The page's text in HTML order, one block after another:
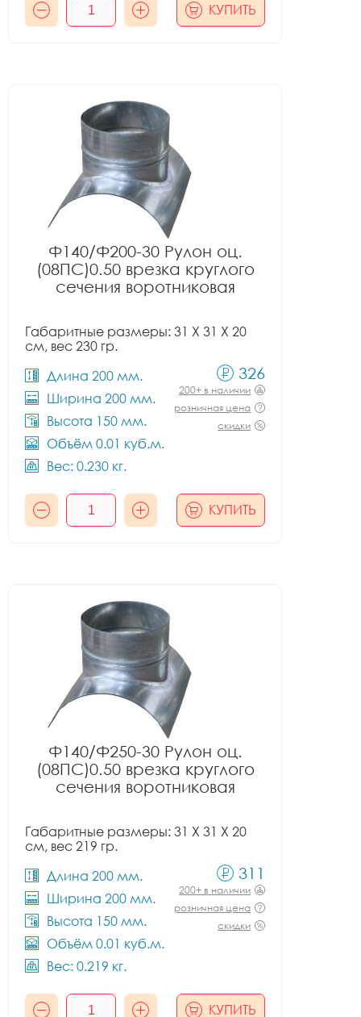
КУПИТЬ
Ф140/Ф200-30 Рулон оц.
(08ПС)0.50 врезка круглого
сечения воротниковая
Габаритные размеры: 31 X 31 X 20
см, вес 230 гр.
Длина 200 мм.
Ширина 200 мм.
Высота 150 мм.
Объём 0.01 куб.м.
Вес: 0.230 кг.
326
200+ в наличии
розничная цена
скидки
КУПИТЬ
Ф140/Ф250-30 Рулон оц.
(08ПС)0.50 врезка круглого
сечения воротниковая
Габаритные размеры: 31 X 31 X 20
см, вес 219 гр.
Длина 200 мм.
Ширина 200 мм.
Высота 150 мм.
Объём 0.01 куб.м.
Вес: 0.219 кг.
311
200+ в наличии
розничная цена
скидки
КУПИТЬ